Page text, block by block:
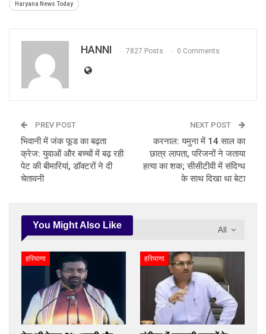
Haryana News Today
HANNI 7827 Posts 0 Comments
PREV POST
भिवानी में जंक फूड का बढ़ता
क्रेज: युवाओं और बच्चों में बढ़ रही
पेट की बीमारियां, डॉक्टरों ने दी
चेतावनी
NEXT POST
करनाल: यमुना में 14 साल का
छात्र लापता, परिजनों ने जताया
हत्या का शक; सीसीटीवी में संदिग्ध
के साथ दिखा था बेटा
All
You Might Also Like
हरियाणा हरियाणा